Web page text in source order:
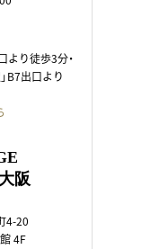
より徒歩3分・
B7出口より
阪
4-20
4F